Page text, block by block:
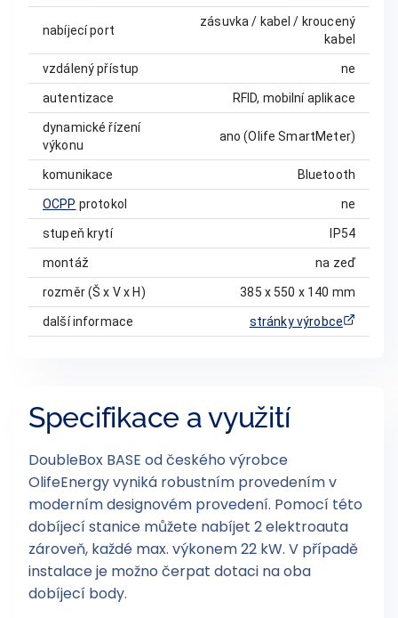
nabíjecí port
zásuvka / kabel / kroucený
kabel
vzdálený přístup ne
autentizace RFID, mobilní aplikace
dynamické řízení
výkonu
ano (Olife SmartMeter)
komunikace Bluetooth
OCPP protokol ne
stupeň krytí IP54
montáž na zeď
rozměr (Š x V x H) 385 x 550 x 140 mm
další informace stránky výrobce
Specifikace a využití
DoubleBox BASE od českého výrobce
OlifeEnergy vyniká robustním provedením v
moderním designovém provedení. Pomocí této
dobíjecí stanice můžete nabíjet 2 elektroauta
zároveň, každé max. výkonem 22 kW. V případě
instalace je možno čerpat dotaci na oba
dobíjecí body.